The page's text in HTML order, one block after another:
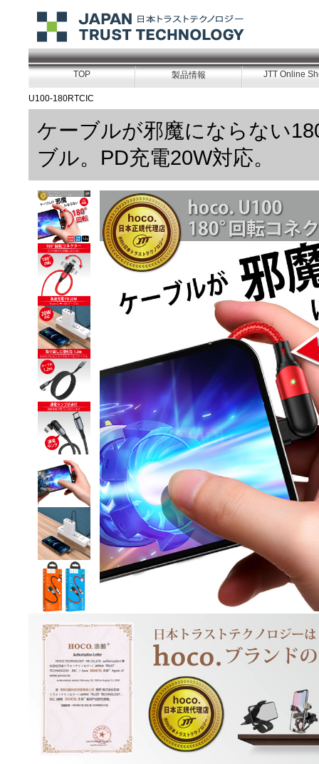
TOP 製品情報 JTT Online
U100-180RTCIC
ケーブルが邪魔にならない
ブル。PD充電20W対応。